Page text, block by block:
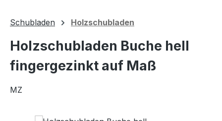
Schubladen Holzschubladen
Holzschubladen Buche hell
fingergezinkt auf Maß
MZ